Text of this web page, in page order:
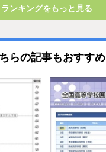
ランキングをもっと見る
らの記事もおすすめ